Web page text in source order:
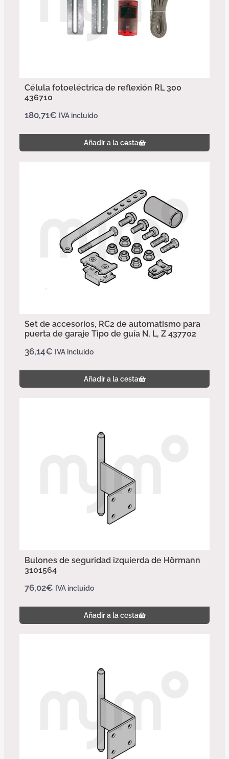
Célula fotoeléctrica de reflexión RL 300
436710
180,71€ IVA incluido
Añadir a la cesta
Set de accesorios, RC2 de automatismo para
puerta de garaje Tipo de guía N, L, Z 437702
36,14€ IVA incluido
Añadir a la cesta
Bulones de seguridad izquierda de Hörmann
3101564
76,02€ IVA incluido
Añadir a la cesta